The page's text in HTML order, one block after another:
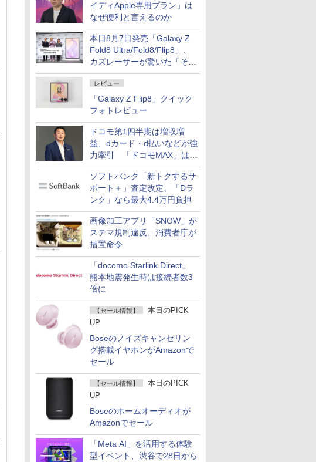
イディApple専用プラン」は
なぜ便利と言えるのか
本日8月7日発売「Galaxy Z
Fold8 Ultra/Fold8/Flip8」、
カズレーザーが驚いた「そば
屋のメニュー並みの薄さ」
レビュー
「Galaxy Z Flip8」クイック
フォトレビュー
ドコモ第1四半期は増収増
益、dカード・d払いなどが強
力牽引 「ドコモMAX」は
400万契約突破
ソフトバンク「新トクするサ
ポート＋」査定改定、「Dラ
ンク」なら最大4.4万円負担
画像加工アプリ「SNOW」が
ステマ規制違反、消費者庁が
措置命令
「docomo Starlink Direct」
熊本地震発生時は接続者数3
倍に
【セール情報】
本日のPICK
UP
Boseのノイズキャンセリン
グ搭載イヤホンがAmazonで
セール
【セール情報】
本日のPICK
UP
Boseのホームオーディオが
Amazonでセール
「Meta AI」を活用する体験
型イベント、渋谷で28日から